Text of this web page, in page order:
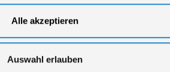
Alle akzeptieren
Auswahl erlauben
7 kg